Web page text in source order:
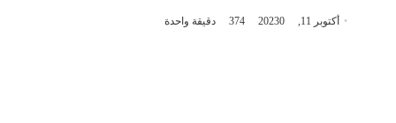
أكتوبر 11, 2023 0 دقيقة واحدة